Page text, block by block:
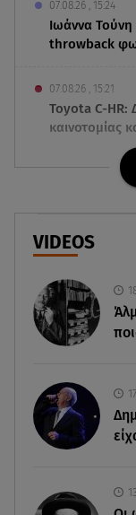
07.08.26 , 15:24
Ιωάννα
throwback
07.08.26 , 15:21
Toyota C-HR:
καινοτομίας
Τροχαίο
έπεσε πάνω
07.08.26 , 14:49
Πέθανε η
του Βασίλη
07.08.26 , 14:44
07.08.26 , 14:05
Μυστράς:
07.08.26 , 14:00
VIDEOS